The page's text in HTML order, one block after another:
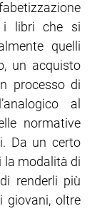
libri che si
quelli
un acquisto
processo di
al
normative
Da un certo
la modalità di
renderli più
giovani, oltre